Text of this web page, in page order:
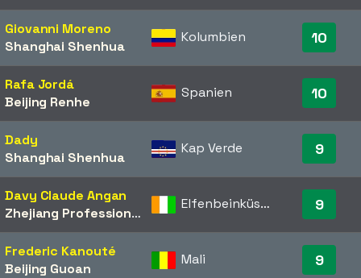
Giovanni Moreno
Shanghai Shenhua
Kolumbien 10
Rafa Jordá
Beijing Renhe
Spanien 10
Dady
Shanghai Shenhua
Kap Verde 9
Davy Claude Angan
Zhejiang Professional
Elfenbeinküste 9
Frederic Kanouté
Beijing Guoan
Mali 9